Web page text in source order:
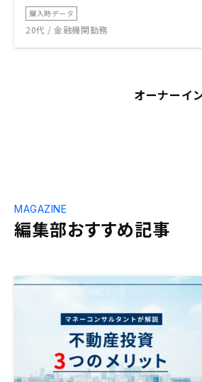
購入時データ
20代 / 金融機関勤務
オーナーイ
編集部おすすめ記事
MAGAZINE